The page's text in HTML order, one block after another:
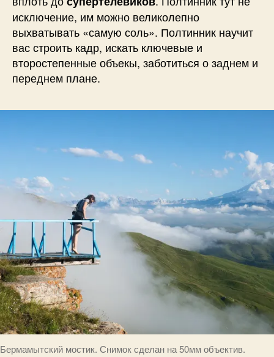
исключение, им можно великолепно
выхватывать «самую соль». Полтинник научит
вас строить кадр, искать ключевые и
второстепенные объекы, заботиться о заднем и
переднем плане.
Бермамытский мостик. Снимок сделан на 50мм объектив.